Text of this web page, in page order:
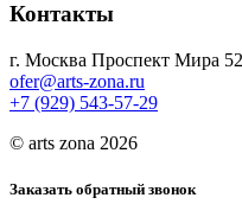
Контакты
г. Москва Проспект Мира
ofer@arts-zona.ru
+7 (929) 543-57-29
© arts zona 2026
Заказать обратный звонок